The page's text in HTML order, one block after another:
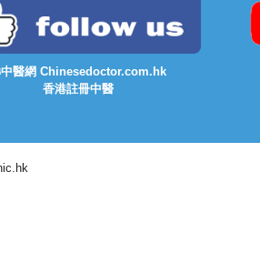
中醫網 Chinesedoctor.com.hk
香港註冊中醫